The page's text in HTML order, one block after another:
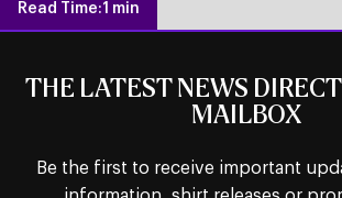
Read Time:1 min
THE LATEST NEWS
MAILBOX
Be the first to receive important